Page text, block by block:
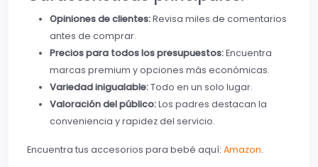
Opiniones de clientes:Revisa miles de comentarios
antes de comprar.
Precios para todos los presupuestos:Encuentra
marcas premium y opciones más económicas.
Variedad inigualable:Todo en un solo lugar.
Valoración del público:Los padres destacan la
conveniencia y rapidez del servicio.
Encuentra tus accesorios para bebé aquí: Amazon.